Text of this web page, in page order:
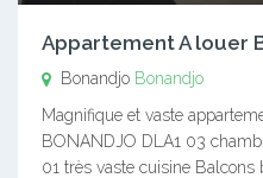
Appartement A louer
Bonandjo Bonandjo
Magnifique et vaste
BONANDJO DLA1 03
01 très vaste cuisine Balcons